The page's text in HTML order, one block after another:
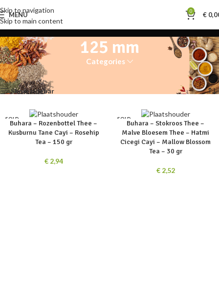
Skip to navigation
Skip to main content
MENU 0 €
125 mm
Categories
Home Product Verpakking hoogte Toont alle 2 resultaten
Show sidebar
SOLD
OUT
Buhara – Rozenbottel Thee –
Kusburnu Tane Cayi – Rosehip
Tea – 150 gr
€2,94
SOLD
OUTBuhara – Stokroos Thee –
Malve Bloesem Thee – Hatmi
Cicegi Cayi – Mallow Blossom
Tea – 30 gr
€2,52